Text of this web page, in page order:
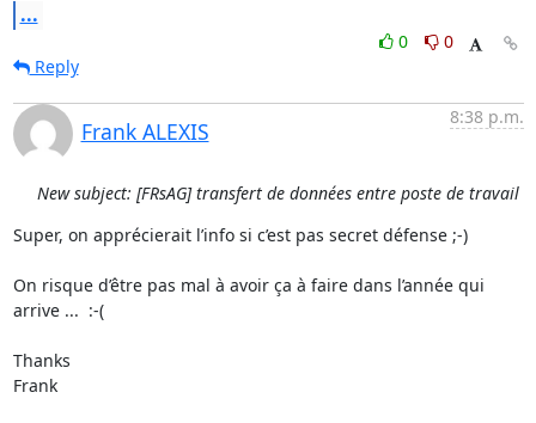
...
0
0
Reply
Frank ALEXIS
8:38 p.m.
New subject: [FRsAG] transfert de données entre poste de travail
Super, on apprécierait l’info si c’est pas secret défense ;-)
On risque d’être pas mal à avoir ça à faire dans l’année qui
arrive ...  :-(
Thanks
Frank